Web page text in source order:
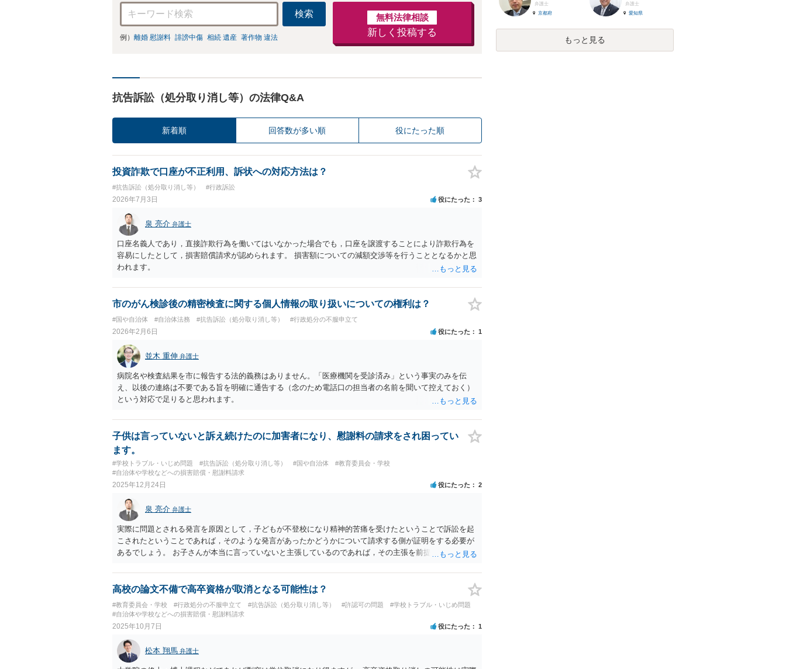
検索
例） 離婚 慰謝料 誹謗中傷 相続 遺産 著作物 違法
無料法律相談
新しく投稿する
抗告訴訟（処分取り消し等）の法律Q&A
新着順 回答数が多い順 役にたった順
投資詐欺で口座が不正利用、訴状への対応方法は？
#抗告訴訟（処分取り消し等） #行政訴訟
2026年7月3日 役にたった 3
泉 亮介 弁護士
口座名義人であり，直接詐欺行為を働いてはいなかった場合でも，口座を譲渡することにより詐欺行為を
容易にしたとして，損害賠償請求が認められます。 損害額についての減額交渉等を行うこととなるかと思
われます。
市のがん検診後の精密検査に関する個人情報の取り扱いについての権利は？
#国や自治体 #自治体法務 #抗告訴訟（処分取り消し等） #行政処分の不服申立て
2026年2月6日 役にたった 1
並木 重伸 弁護士
病院名や検査結果を市に報告する法的義務はありません。「医療機関を受診済み」という事実のみを伝
え、以後の連絡は不要である旨を明確に通告する（念のため電話口の担当者の名前を聞いて控えておく）
という対応で足りると思われます。
子供は言っていないと訴え続けたのに加害者になり、慰謝料の請求をされ困ってい
ます。
#学校トラブル・いじめ問題 #抗告訴訟（処分取り消し等） #国や自治体
#教育委員会・学校
#自治体や学校などへの損害賠償・慰謝料請求
2025年12月24日 役にたった 2
泉 亮介 弁護士
実際に問題とされる発言を原因として，子どもが不登校になり精神的苦痛を受けたということで訴訟を起
こされたということであれば，そのような発言があったかどうかについて請求する側が証明をする必要が
あるでしょう。 お子さんが本当に言っていないと主張しているのであれば，その主張を前提に争う形とな
高校の論文不備で高卒資格が取消となる可能性は？
#教育委員会・学校 #行政処分の不服申立て #抗告訴訟（処分取り消し等） #許認可の問題
#学校トラブル・いじめ問題
#自治体や学校などへの損害賠償・慰謝料請求
2025年10月7日 役にたった 1
松本 翔馬 弁護士
弁護士
京都府
弁護士
愛知県
もっと見る